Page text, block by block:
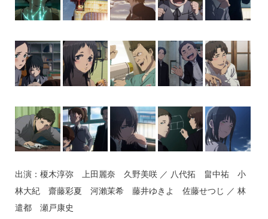
出演：榎木淳弥 上田麗奈 久野美咲 ／ 八代拓 畠中祐 小
林大紀 齋藤彩夏 河瀨茉希 藤井ゆきよ 佐藤せつじ ／ 林
遣都 瀬戸康史